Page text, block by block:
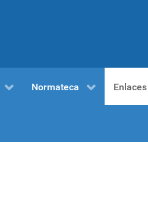
Normateca Enlaces